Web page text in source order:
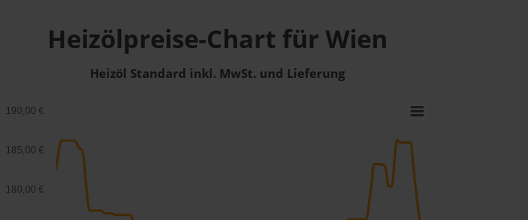
Heizölpreise-Chart für Wien
Heizöl Standard inkl. MwSt. und Lieferung
180,00 €
185,00 €
190,00 €